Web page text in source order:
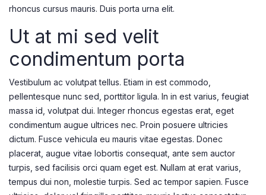
rhoncus cursus mauris. Duis porta urna elit.
Ut at mi sed velit
condimentum porta
Vestibulum ac volutpat tellus. Etiam in est commodo,
pellentesque nunc sed, porttitor ligula. In in est varius, feugiat
massa id, volutpat dui. Integer rhoncus egestas erat, eget
condimentum augue ultrices nec. Proin posuere ultricies
dictum. Fusce vehicula eu mauris vitae egestas. Donec
placerat, augue vitae lobortis consequat, ante sem auctor
turpis, sed facilisis orci quam eget est. Nullam at erat varius,
tempus dui non, molestie turpis. Sed ac tempor sapien. Fusce